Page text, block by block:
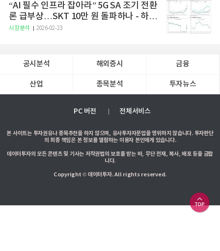
“AI 필수 인프라 잡아라” 5G SA 조기 전환
론 급부상…SKT 10만 원 돌파하나 - 하나
증권
시장분석 2026-02-23
공시분석 해외증시 금융
산업 종목분석 투자뉴스
PC 버전 전체서비스
본 사이트는 투자권유나 종목추천을 하지 않으며, 유사투자자문업을 영위하지 않습니다. 투자판단
의 최종 책임은 본 정보를 열람하는 이용자 본인에게 있습니다.
데이터투자의 모든 콘텐츠 및 기사는 저작권법의 보호를 받는 바, 무단 전재, 복사, 배포 등을 금합
니다.
Copyright © 데이터투자. All rights reserved.